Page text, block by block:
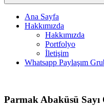
Ana Sayfa
Hakkımızda
Hakkımızda
Portfolyo
İletişim
Whatsapp Paylaşım
Parmak Abaküsü Sayı